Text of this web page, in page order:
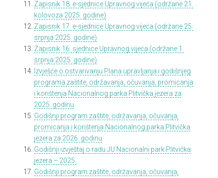
Zapisnik 18. e-sjednice Upravnog vijeća (održane 21.
kolovoza 2025. godine)
Zapisnik 17. e-sjednice Upravnog vijeća (održane 25.
srpnja 2025. godine)
Zapisnik 16. sjednice Upravnog vijeća (održane 1.
srpnja 2025. godine)
Izvješće o ostvarivanju Plana upravljanja i godišnjeg
programa zaštite, održavanja, očuvanja, promicanja
i korištenja Nacionalnog parka Plitvička jezera za
2025. godinu
Godišnji program zaštite, održavanja, očuvanja,
promicanja i korištenja Nacionalnog parka Plitvička
jezera za 2026. godinu
Godišnji izvještaj o radu JU Nacionalni park Plitvička
jezera – 2025.
Godišnji program zaštite, održavanja, očuvanja,